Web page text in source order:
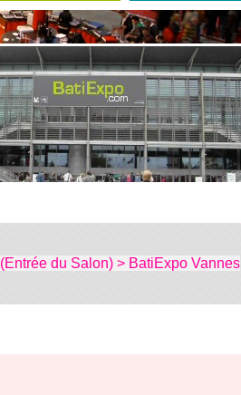
(Entrée du Salon) > BatiExpo Vannes